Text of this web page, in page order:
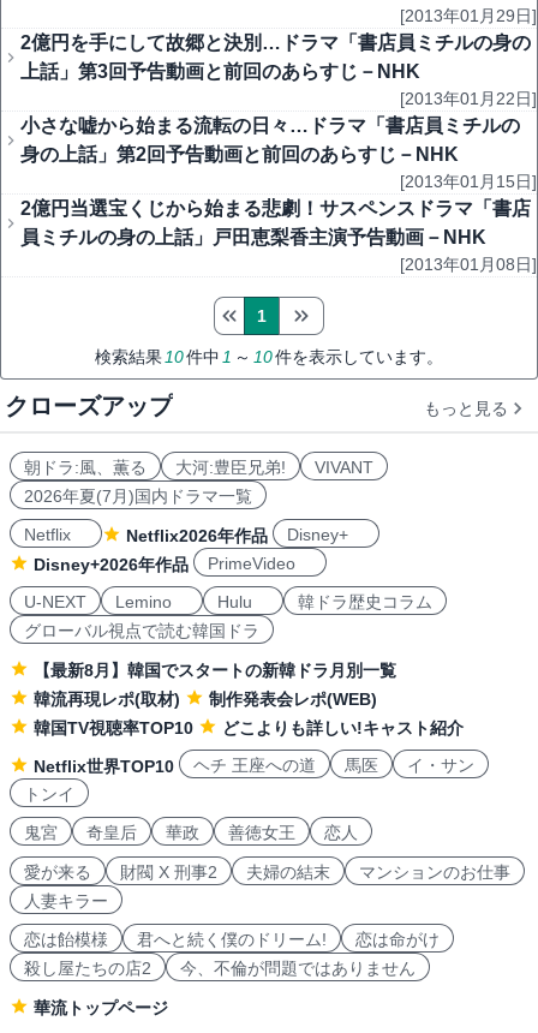
[2013年01月29日]
2億円を手にして故郷と決別…ドラマ「書店員ミチルの身の
上話」第3回予告動画と前回のあらすじ－NHK
[2013年01月22日]
小さな嘘から始まる流転の日々…ドラマ「書店員ミチルの
身の上話」第2回予告動画と前回のあらすじ－NHK
[2013年01月15日]
2億円当選宝くじから始まる悲劇！サスペンスドラマ「書店
員ミチルの身の上話」戸田恵梨香主演予告動画－NHK
[2013年01月08日]
検索結果 10件中 1 ～ 10件を表示しています。
1
クローズアップ もっと見る
朝ドラ:風、薫る 大河:豊臣兄弟!
VIVANT
2026年夏(7月)国内ドラマ一覧
Netflix
Netflix2026年作品
Disney+
Disney+2026年作品
PrimeVideo
U-NEXT
Lemino Hulu
韓ドラ歴史コラム
グローバル視点で読む韓国ドラ
【最新8月】韓国でスタートの新韓ドラ月別一覧
韓流再現レポ(取材)
制作発表会レポ(WEB)
韓国TV視聴率TOP10
どこよりも詳しい!キャスト紹介
Netflix世界TOP10
ヘチ 王座への道 馬医
イ・サン
トンイ
鬼宮
奇皇后 華政 善徳女王 恋人
愛が来る 財閥 X 刑事2 夫婦の結末
マンションのお仕事
人妻キラー
恋は飴模様
君へと続く僕のドリーム!
恋は命がけ
殺し屋たちの店2
今、不倫が問題ではありません
華流トップページ